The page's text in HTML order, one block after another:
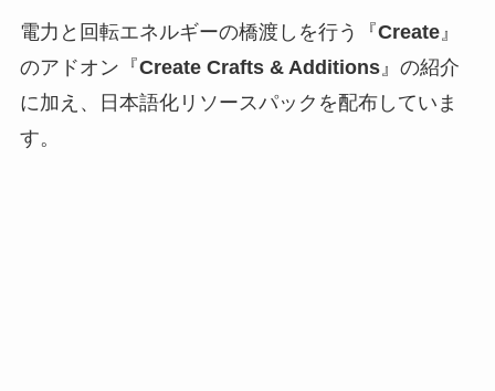
電力と回転エネルギーの橋渡しを行う『Create』
のアドオン『Create Crafts & Additions』の紹介
に加え、日本語化リソースパックを配布していま
す。